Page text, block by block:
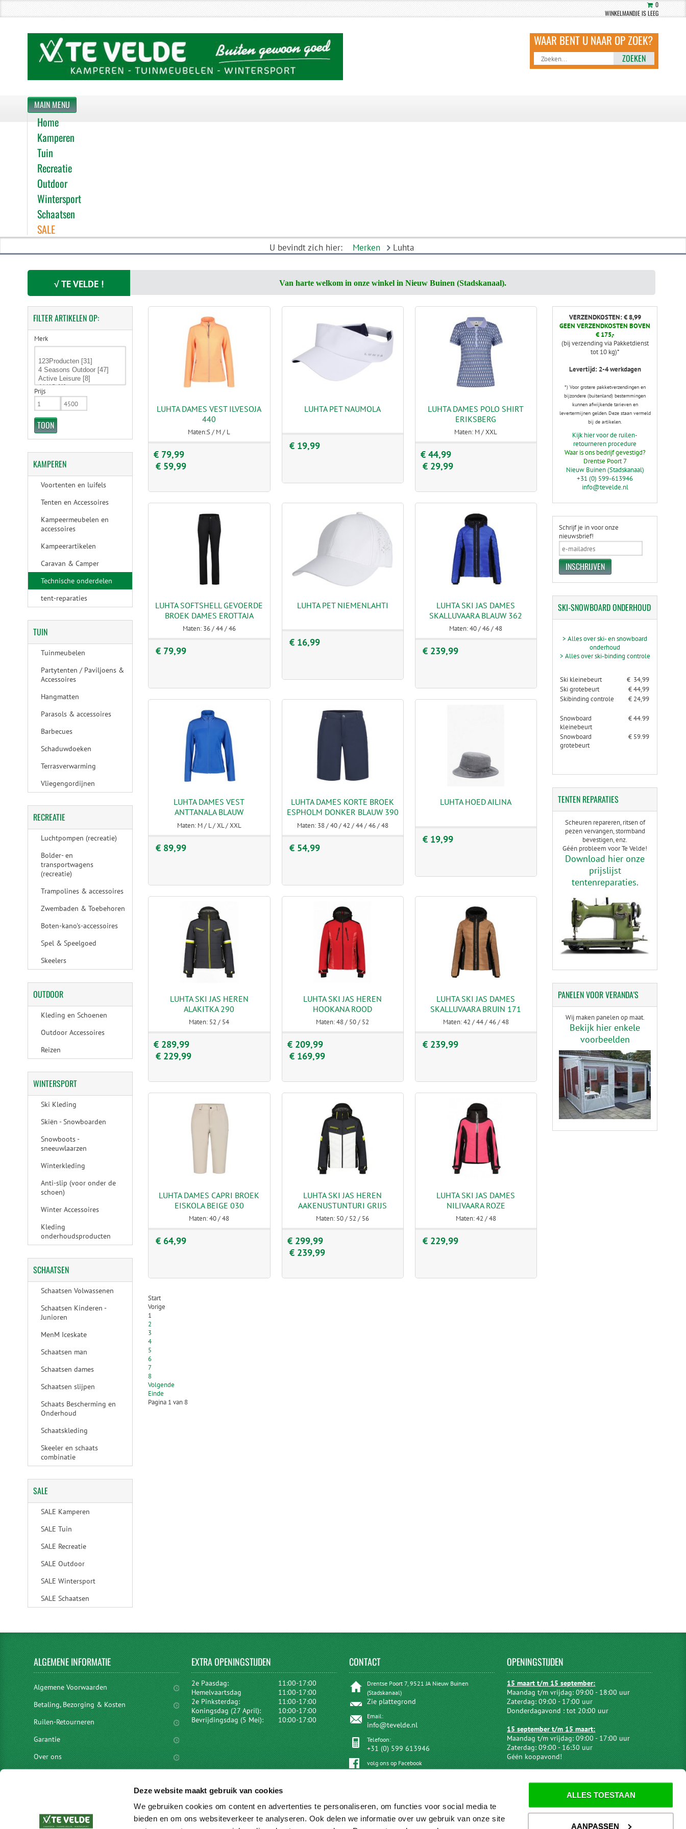
Deze website maakt gebruik van cookies
We gebruiken cookies om content en advertenties te personaliseren, om functies voor social media te
bieden en om ons websiteverkeer te analyseren. Ook delen we informatie over uw gebruik van onze site
ALLES TOESTAAN
AANPASSEN
0
WINKELMANDJE IS LEEG
ZOEKEN
MAIN MENU
Home
Kamperen
Tuin
Recreatie
Outdoor
Wintersport
Schaatsen
SALE
U bevindt zich hier: Merken Luhta
√ TE VELDE ! Van harte welkom in onze winkel in Nieuw Buinen (Stadskanaal).
LUHTA DAMES VEST ILVESOJA
440
Maten:S / M / L
€ 79,99
€ 59,99
LUHTA PET NAUMOLA
€ 19,99
LUHTA DAMES POLO SHIRT
ERIKSBERG
Maten: M / XXL
€ 44,99
€ 29,99
LUHTA SOFTSHELL GEVOERDE
BROEK DAMES EROTTAJA
Maten: 36 / 44 / 46
€ 79,99
LUHTA PET NIEMENLAHTI
€ 16,99
LUHTA SKI JAS DAMES
SKALLUVAARA BLAUW 362
Maten: 40 / 46 / 48
€ 239,99
LUHTA DAMES VEST
ANTTANALA BLAUW
Maten: M / L / XL / XXL
€ 89,99
LUHTA DAMES KORTE BROEK
ESPHOLM DONKER BLAUW 390
Maten: 38 / 40 / 42 / 44 / 46 / 48
€ 54,99
LUHTA HOED AILINA
€ 19,99
LUHTA SKI JAS HEREN
ALAKITKA 290
Maten: 52 / 54
€ 289,99
€ 229,99
LUHTA SKI JAS HEREN
HOOKANA ROOD
Maten: 48 / 50 / 52
€ 209,99
€ 169,99
LUHTA SKI JAS DAMES
SKALLUVAARA BRUIN 171
Maten: 42 / 44 / 46 / 48
€ 239,99
LUHTA DAMES CAPRI BROEK
EISKOLA BEIGE 030
Maten: 40 / 48
€ 64,99
LUHTA SKI JAS HEREN
AAKENUSTUNTURI GRIJS
Maten: 50 / 52 / 56
€ 299,99
€ 239,99
LUHTA SKI JAS DAMES
NILIVAARA ROZE
Maten: 42 / 48
€ 229,99
Start
Vorige
1
2
3
4
5
6
7
8
Volgende
Einde
Pagina 1 van 8
FILTERARTIKELEN OP:
Merk
Prijs
KAMPEREN
Voortenten en luifels
Tenten en Accessoires
Kampeermeubelen en
accessoires
Kampeerartikelen
Caravan & Camper
Technische onderdelen
tent-reparaties
TUIN
Tuinmeubelen
Partytenten / Paviljoens &
Accessoires
Hangmatten
Parasols & accessoires
Barbecues
Schaduwdoeken
Terrasverwarming
Vliegengordijnen
RECREATIE
Luchtpompen (recreatie)
Bolder- en
transportwagens
(recreatie)
Trampolines & accessoires
Zwembaden & Toebehoren
Boten-kano's-accessoires
Spel & Speelgoed
Skeelers
OUTDOOR
Kleding en Schoenen
Outdoor Accessoires
Reizen
WINTERSPORT
Ski Kleding
Skiën - Snowboarden
Snowboots -
sneeuwlaarzen
Winterkleding
Anti-slip (voor onder de
schoen)
Winter Accessoires
Kleding
onderhoudsproducten
SCHAATSEN
Schaatsen Volwassenen
Schaatsen Kinderen -
Junioren
MenM Iceskate
Schaatsen man
Schaatsen dames
Schaatsen slijpen
Schaats Bescherming en
Onderhoud
Schaatskleding
Skeeler en schaats
combinatie
SALE
SALE Kamperen
SALE Tuin
SALE Recreatie
SALE Outdoor
SALE Wintersport
SALE Schaatsen
VERZENDKOSTEN: € 8,99
GEEN VERZENDKOSTEN BOVEN
€ 175,-
(bij verzending via Pakketdienst
tot 10 kg)*
Levertijd: 2-4 werkdagen
*) Voor grotere pakketverzendingen en
bijzondere (buitenland) bestemmingen
kunnen afwijkende tarieven en
levertermijnen gelden. Deze staan vermeld
bij de artikelen.
Kijk hier voor de ruilen-
retourneren procedure
Waar is ons bedrijf gevestigd?
Drentse Poort 7
Nieuw Buinen (Stadskanaal)
+31 (0) 599-613946
info@tevelde.nl
Schrijf je in voor onze
nieuwsbrief!
SKI-SNOWBOARDONDERHOUD
> Alles over ski- en snowboard
onderhoud
> Alles over ski-binding controle
Ski kleinebeurt
€ 34,99
Ski grotebeurt
€ 44,99
Skibinding controle
€ 24,99
Snowboard
kleinebeurt
€ 44.99
Snowboard
grotebeurt
€ 59.99
TENTEN REPARATIES
Scheuren repareren, ritsen of
pezen vervangen, stormband
bevestigen, enz.
Géén probleem voor Te Velde!
Download hier onze
prijslijst
tentenreparaties.
PANELENVOOR VERANDA'S
Wij maken panelen op maat.
Bekijk hier enkele
voorbeelden
ALGEMENEINFORMATIE
Algemene Voorwaarden
Betaling, Bezorging & Kosten
Ruilen-Retourneren
Garantie
Over ons
vacatures
EXTRAOPENINGSTIJDEN
2e Paasdag:
11:00-17:00
Hemelvaartsdag
11:00-17:00
2e Pinksterdag:
11:00-17:00
Koningsdag (27 April):
10:00-17:00
Bevrijdingsdag (5 Mei):
10:00-17:00
CONTACT
Drentse Poort 7, 9521 JA Nieuw Buinen
(Stadskanaal)
Zie plattegrond
Email:
info@tevelde.nl
Telefoon:
+31 (0) 599 613946
volg ons op Facebook
OPENINGSTIJDEN
15 maart t/m 15 september:
Maandag t/m vrijdag: 09:00 - 18:00 uur
Zaterdag: 09:00 - 17:00 uur
Donderdagavond : tot 20:00 uur
15 september t/m 15 maart:
Maandag t/m vrijdag: 09:00 - 17:00 uur
Zaterdag: 09:00 - 16:30 uur
Géén koopavond!